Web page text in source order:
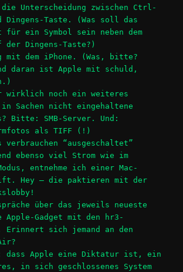
die Unterscheidung zwischen Ctrl-
Dingens-Taste. (Was soll das
für ein Symbol sein neben dem
Dingens-Taste?)
mit dem iPhone. (Was, bitte?
daran ist Apple mit schuld,
wirklich noch ein weiteres
Sachen nicht eingehaltene
Bitte: SMB-Server. Und:
als TIFF (!)
verbrauchen “ausgeschaltet”
ebenso viel Strom wie im
entnehme ich einer Mac-
Hey – die paktieren mit der
über das jeweils neueste
Gadget mit den hr3-
Erinnert sich jemand an den
dass Apple eine Diktatur ist, ein
in sich geschlossenes System